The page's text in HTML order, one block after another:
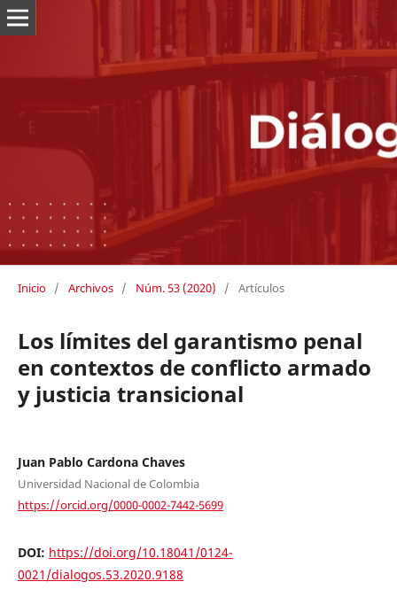
Inicio / Archivos / Núm. 53 (2020) / Artículos
Los límites del garantismo penal
en contextos de conflicto armado
y justicia transicional
Juan Pablo Cardona Chaves
Universidad Nacional de Colombia
https://orcid.org/0000-0002-7442-5699
DOI: https://doi.org/10.18041/0124-
0021/dialogos.53.2020.9188